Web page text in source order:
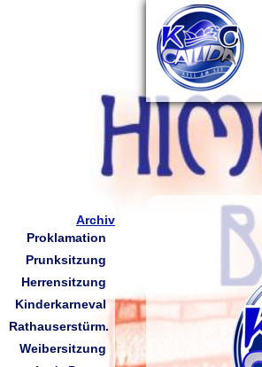
Archiv
Proklamation
Prunksitzung
Herrensitzung
Kinderkarneval
Rathauserstürm.
Weibersitzung